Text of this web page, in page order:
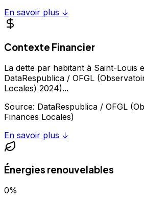
En savoir plus ↓
Contexte Financier
La dette par habitant à Saint-Louis
DataRespublica / OFGL
Locales) 2024)...
Source: DataRespublica / OFGL
Finances Locales)
En savoir plus ↓
Énergies renouvelables
0%